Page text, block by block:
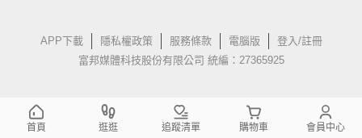
APP下載 隱私權政策 服務條款 電腦版
登入/註冊
富邦媒體科技股份有限公司 統編：27365925
首頁 逛逛 追蹤清單 購物車 會員中心